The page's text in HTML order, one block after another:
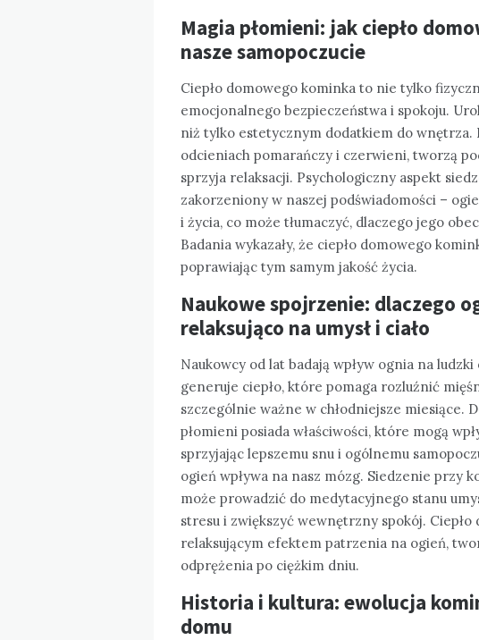
Magia płomieni: jak ciepło
nasze samopoczucie
Ciepło domowego kominka to nie tylko
emocjonalnego bezpieczeństwa i spokoju.
niż tylko estetycznym dodatkiem do wnętrza.
odcieniach pomarańczy i czerwieni, tworzą
sprzyja relaksacji. Psychologiczny aspekt
zakorzeniony w naszej podświadomości –
i życia, co może tłumaczyć, dlaczego jego
Badania wykazały, że ciepło domowego
poprawiając tym samym jakość życia.
Naukowe spojrzenie: dlaczego
relaksująco na umysł i ciało
Naukowcy od lat badają wpływ ognia na
generuje ciepło, które pomaga rozluźnić
szczególnie ważne w chłodniejsze miesiące.
płomieni posiada właściwości, które mogą
sprzyjając lepszemu snu i ogólnemu
ogień wpływa na nasz mózg. Siedzenie przy
może prowadzić do medytacyjnego stanu
stresu i zwiększyć wewnętrzny spokój. Ciepło
relaksującym efektem patrzenia na ogień,
odprężenia po ciężkim dniu.
Historia i kultura: ewolucja
domu